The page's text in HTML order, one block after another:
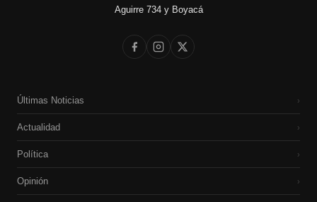
Aguirre 734 y Boyacá
Últimas Noticias ›
Actualidad ›
Política ›
Opinión ›